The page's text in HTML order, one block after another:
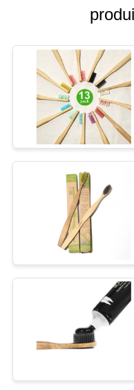
POLITIQUE
MATIÈRE
PROTECTION
PRIVÉE